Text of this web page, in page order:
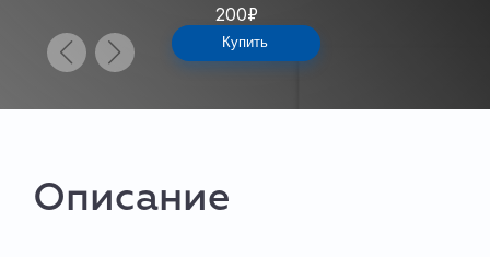
200₽
Купить
Описание